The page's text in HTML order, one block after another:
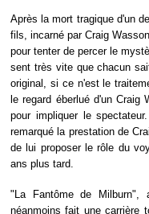
Après la mort tragique d'un
fils, incarné par Craig
pour tenter de percer le
sent très vite que chacun
original, si ce n'est le
le regard éberlué d'un Craig
pour impliquer le
remarqué la prestation de
de lui proposer le rôle du
ans plus tard.
"La Fantôme de Milburn",
néanmoins fait une carrière